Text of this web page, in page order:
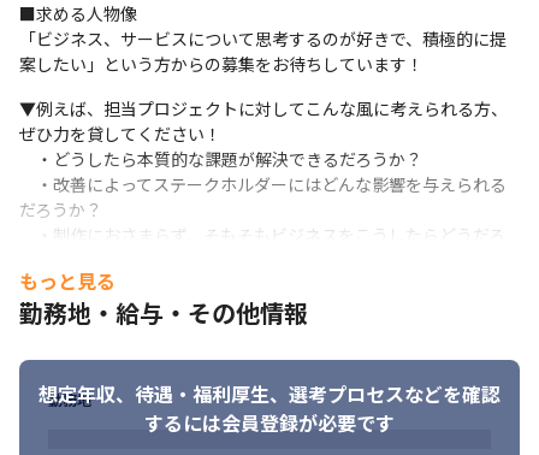
が多く、スムーズにコミュニケーションがとれる環境が実現して
います。ほぼ自社制作のためチームメンバーとの連携もとりやす
く、プロジェクトに関わる全員が同じ目的意識を持って業務を推
■マーケティング技術の活用による課題解決の広さ
制作だけではない全方位的なマーケティング支援を強みとしてい
るため、広告運用、サイト開発、事業コンサルティングなどのご
依頼と合わせてご発注いただくケースも多いです。一部の技術だ
けでは解決できないような潜在的・複雑な課題にもアプローチで
■正当に評価される・働きやすい環境へ
目的ファーストで上流から設計してプロジェクトを実行するとい
う社風があるため、目線を合わせながら納得して業務に打ち込め
る環境があります。また、評価制度の正当性やフィードバックの
質に力を入れており、成長を感じられる機会が多い環境です。
■求める人物像
「ビジネス、サービスについて思考するのが好きで、積極的に提
案したい」という方からの募集をお待ちしています！
▼例えば、担当プロジェクトに対してこんな風に考えられる方、
ぜひ力を貸してください！
・どうしたら本質的な課題が解決できるだろうか？
・改善によってステークホルダーにはどんな影響を与えられる
だろうか？
・制作におさまらず、そもそもビジネスをこうしたらどうだろ
ただ与えられた業務をこなすだけでなく、競合サービスを見て研
究するなど、ユーザーの視点になってサービスの使いやすさを追
求していける方、大歓迎です！
もっと見る
勤務地・給与・その他情報
想定年収、待遇・福利厚生、 選考プロセスなどを確認
するには会員登録が必要です
勤務地